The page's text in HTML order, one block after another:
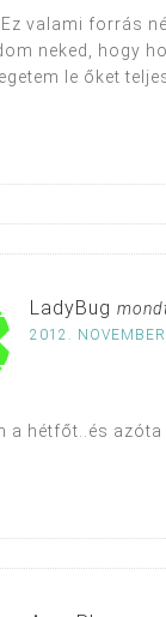
Ez valami forrás
neked, hogy
le őket
LadyBug
2012.
a hétfőt..és azóta